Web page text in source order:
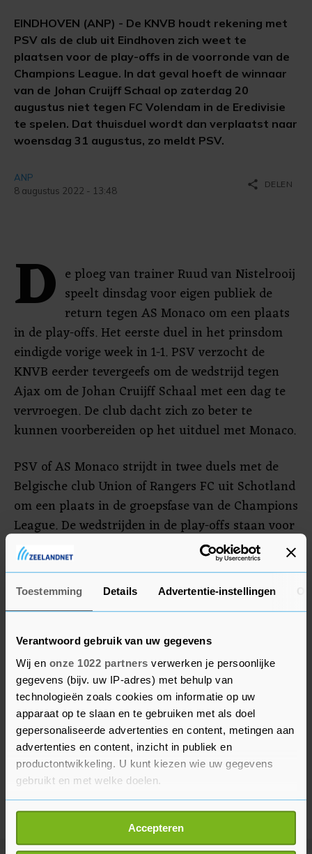
Toestemming Details Advertentie-instellingen
Verantwoord gebruik van uw gegevens
Wij en onze 1022 partners verwerken je persoonlijke
gegevens (bijv. uw IP-adres) met behulp van
technologieën zoals cookies om informatie op uw
apparaat op te slaan en te gebruiken met als doel
gepersonaliseerde advertenties en content, metingen aan
advertenties en content, inzicht in publiek en
productontwikkeling. U kunt kiezen wie uw gegevens
gebruikt en met welke doelen.
Als u het toestaat, willen we ook graag:
Informatie verzamelen over uw geografische
locatie, die tot een paar meter nauwkeurig kan zijn
Accepteren
EINDHOVEN (ANP) - De KNVB houdt rekening met
PSV als de club uit Eindhoven zich weet te
plaatsen voor de play-offs in de voorronde van de
Champions League. In dat geval hoeft de winnaar
van de Johan Cruijff Schaal op zaterdag 20
augustus niet tegen FC Volendam in de Eredivisie
te spelen. Dat thuisduel wordt dan verplaatst naar
woensdag 31 augustus, zo meldt PSV.
ANP
8 augustus 2022 - 13:48
share DELEN
D e ploeg van trainer Ruud van Nistelrooij
speelt dinsdag voor eigen publiek de
return tegen AS Monaco om een plaats
in de play-offs. Het eerste duel in het prinsdom
eindigde vorige week in 1-1. PSV verzocht de
KNVB eerder tevergeefs om de wedstrijd tegen
Ajax om de Johan Cruijff Schaal met een dag te
vervroegen. De club dacht zich zo beter te
kunnen voorbereiden op het uitduel met Monaco.
PSV of AS Monaco strijdt in twee duels met de
Belgische club Union of Rangers FC uit Schotland
om een plaats in de groepsfase van de Champions
League. De wedstrijden in de play-offs staan voor
16 en 17 augustus en 23 en 24 augustus op het
programma.